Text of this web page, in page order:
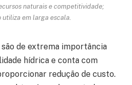
naturais e competitividade;
utiliza em larga escala.
de extrema importância
hídrica e conta com
redução de custo.